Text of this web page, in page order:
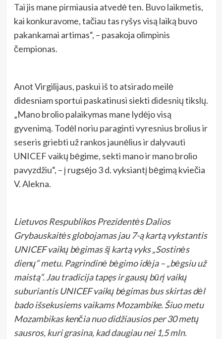
Tai jis mane pirmiausia atvedė ten. Buvo laikmetis,
kai konkuravome, tačiau tas ryšys visą laiką buvo
pakankamai artimas“, – pasakoja olimpinis
čempionas.
Anot Virgilijaus, paskui iš to atsirado meilė
didesniam sportui paskatinusi siekti didesnių tikslų.
„Mano brolio palaikymas mane lydėjo visą
gyvenimą. Todėl noriu paraginti vyresnius brolius ir
seseris griebti už rankos jaunėlius ir dalyvauti
UNICEF vaikų bėgime, sekti mano ir mano brolio
pavyzdžiu“, – į rugsėjo 3 d. vyksiantį bėgimą kviečia
V. Alekna.
Lietuvos Respublikos Prezidentės Dalios
Grybauskaitės globojamas jau 7-ą kartą vykstantis
UNICEF vaikų bėgimas šį kartą vyks „Sostinės
dienų“ metu. Pagrindinė bėgimo idėja – „bėgsiu už
maistą“. Jau tradicija tapęs ir gausų būrį vaikų
suburiantis UNICEF vaikų bėgimas bus skirtas dėl
bado išsekusiems vaikams Mozambike.Šiuo metu
Mozambikas kenčia nuo didžiausios per 30 metų
sausros, kuri grasina, kad daugiau nei 1,5 mln.